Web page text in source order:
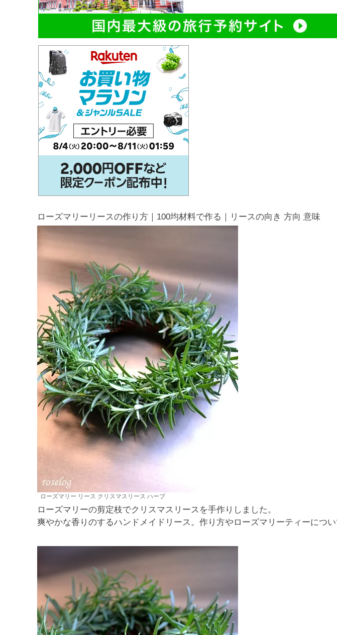
ローズマリーリースの作り方｜100均材料で作る｜リースの向き 方向 意味
ローズマリー リース クリスマスリース ハーブ
ローズマリーの剪定枝でクリスマスリースを手作りしました。
爽やかな香りのするハンドメイドリース。作り方やローズマリーティーについ